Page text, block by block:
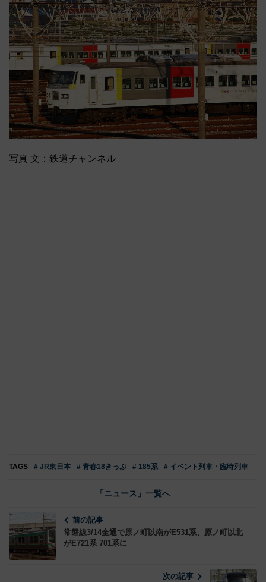
写真 文：鉄道チャンネル
TAGS # JR東日本 # 青春18きっぷ # 185系 # イベント列車・臨時列車
「ニュース」一覧へ
前の記事
常磐線3/14全通で原ノ町以南がE531系、原ノ町以北
がE721系 701系に
次の記事